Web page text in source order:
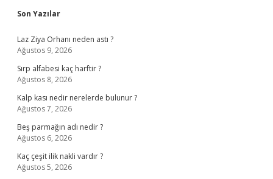
Sidebar
Son Yazılar
Laz Ziya Orhanı neden astı ?
Ağustos 9, 2026
Sırp alfabesi kaç harftir ?
Ağustos 8, 2026
Kalp kası nedir nerelerde bulunur ?
Ağustos 7, 2026
Beş parmağın adı nedir ?
Ağustos 6, 2026
Kaç çeşit ilik nakli vardır ?
Ağustos 5, 2026